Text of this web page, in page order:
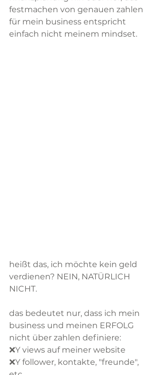
festmachen von genauen zahlen
für mein business entspricht
einfach nicht meinem mindset.
heißt das, ich möchte kein geld
verdienen? NEIN, NATÜRLICH
NICHT.
das bedeutet nur, dass ich mein
business und meinen ERFOLG
nicht über zahlen definiere:
❌Y views auf meiner website
❌Y follower, kontakte, "freunde",